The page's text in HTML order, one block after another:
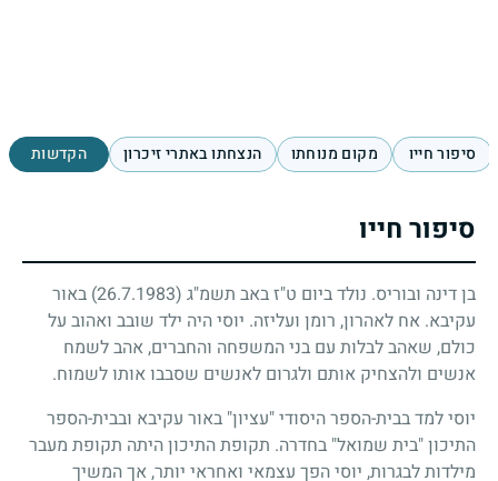
סיפור חייו מקום מנוחתו הנצחתו באתרי זיכרון הקדשות
סיפור חייו
בן דינה ובוריס. נולד ביום ט"ז באב תשמ"ג (26.7.1983) באור
עקיבא. אח לאהרון, רומן ועליזה. יוסי היה ילד שובב ואהוב על
כולם, שאהב לבלות עם בני המשפחה והחברים, אהב לשמח
אנשים ולהצחיק אותם ולגרום לאנשים שסבבו אותו לשמוח.
יוסי למד בבית-הספר היסודי "עציון" באור עקיבא ובבית-הספר
התיכון "בית שמואל" בחדרה. תקופת התיכון היתה תקופת מעבר
מילדות לבגרות, יוסי הפך עצמאי ואחראי יותר, אך המשיך